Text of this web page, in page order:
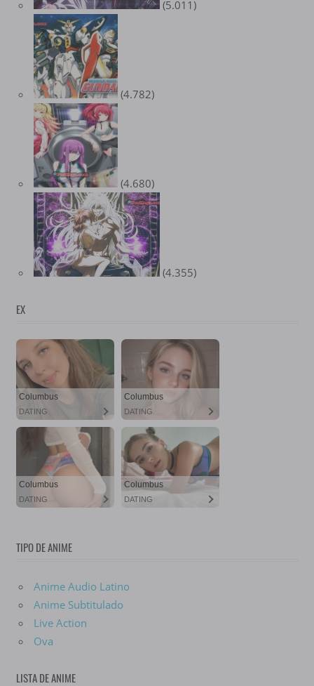
(5.011)
(4.782)
(4.680)
(4.355)
EX
TIPO DE ANIME
Anime Audio Latino
Anime Subtitulado
Live Action
Ova
LISTA DE ANIME